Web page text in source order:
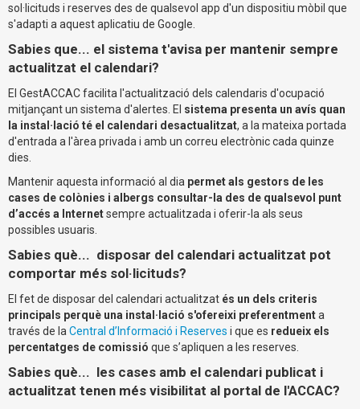
sol·licituds i reserves des de qualsevol app d'un dispositiu mòbil que
s'adapti a aquest aplicatiu de Google.
Sabies que... el sistema t'avisa per mantenir sempre
actualitzat el calendari?
El GestACCAC facilita l'actualització dels calendaris d'ocupació
mitjançant un sistema d'alertes. El sistema presenta un avís quan
la instal·lació té el calendari desactualitzat, a la mateixa portada
d'entrada a l'àrea privada i amb un correu electrònic cada quinze
dies.
Mantenir aquesta informació al dia permet als gestors de les
cases de colònies i albergs consultar-la des de qualsevol punt
d’accés a Internetsempre actualitzada i oferir-la als seus
possibles usuaris.
Sabies què... disposar del calendari actualitzat pot
comportar més sol·licituds?
El fet de disposar del calendari actualitzat és un dels criteris
principals perquè una instal·lació s'ofereixi preferentmenta
través de la Central d’Informació i Reserves i que es redueix els
percentatges de comissió que s’apliquen a les reserves.
Sabies què... les cases amb el calendari publicat i
actualitzat tenen més visibilitat al portal de l'ACCAC?